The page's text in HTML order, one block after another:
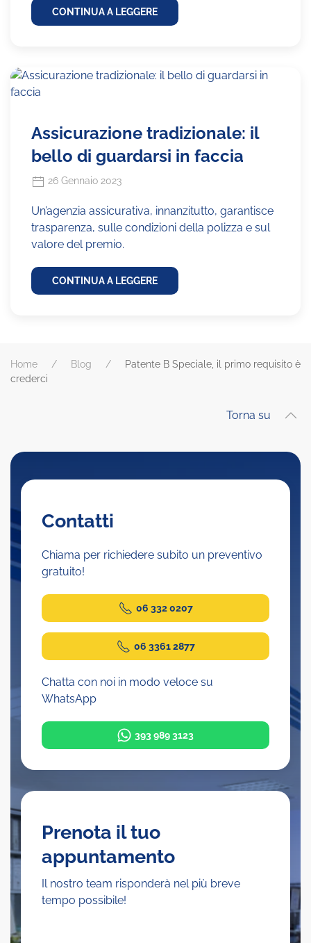
CONTINUA A LEGGERE
Assicurazione tradizionale: il
bello di guardarsi in faccia
26 Gennaio 2023
Un’agenzia assicurativa, innanzitutto, garantisce
trasparenza, sulle condizioni della polizza e sul
valore del premio.
CONTINUA A LEGGERE
Home Blog
Patente B Speciale, il primo requisito è
crederci
Torna su
Contatti
Chiama per richiedere subito un preventivo
gratuito!
06 332 0207
06 3361 2877
Chatta con noi in modo veloce su
WhatsApp
393 989 3123
Prenota il tuo
appuntamento
Il nostro team risponderà nel più breve
tempo possibile!